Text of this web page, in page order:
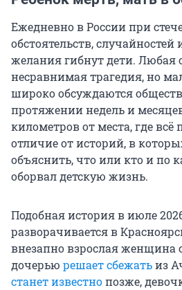
Ежедневно в России при
обстоятельств,
желания гибнут дети. Любая
несравнимая трагедия, но
широко обсуждаются
протяжении недель и
километров от места, где всё
отличие от историй, в
объяснить, что или кто и по
оборвал детскую жизнь.
Подобная история в июле
разворачивается в
внезапно взрослая женщина
дочерью решает сбежатьиз
станет известнопозже,